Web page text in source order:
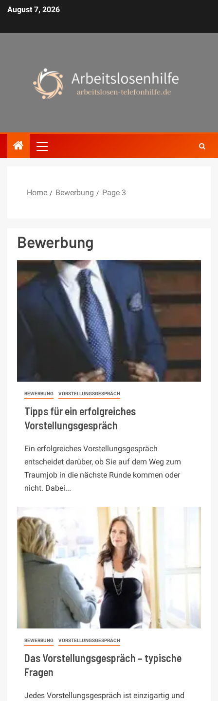
August 7, 2026
Home Bewerbung Page 3
Bewerbung
BEWERBUNG VORSTELLUNGSGESPRÄCH
Tipps für ein erfolgreiches
Vorstellungsgespräch
Ein erfolgreiches Vorstellungsgespräch
entscheidet darüber, ob Sie auf dem Weg zum
Traumjob in die nächste Runde kommen oder
nicht. Dabei...
BEWERBUNG VORSTELLUNGSGESPRÄCH
Das Vorstellungsgespräch – typische
Fragen
Jedes Vorstellungsgespräch ist einzigartig und